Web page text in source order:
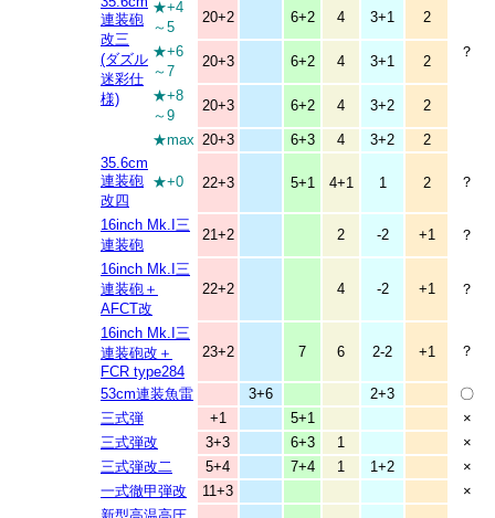
連装砲
改三
(ダズル
迷彩仕
様)
？
★+4
～5
20+2 6+2 4 3+1 2
★+6
～7
20+3 6+2 4 3+1 2
★+8
～9
20+3 6+2 4 3+2 2
★max 20+3 6+3 4 3+2
2
35.6cm
連装砲
改四
★+0 22+3 5+1 4+1 1 2 ？
16inch Mk.I三
連装砲
21+2 2 -2 +1 ？
16inch Mk.I三
連装砲＋
AFCT改
22+2 4 -2 +1 ？
16inch Mk.I三
連装砲改＋
FCR type284
23+2 7 6 2-2 +1 ？
53cm連装魚雷 3+6 2+3
〇
三式弾
+1 5+1
×
三式弾改
3+3 6+3 1
×
三式弾改二
5+4 7+4 1 1+2
×
一式徹甲弾改
11+3
×